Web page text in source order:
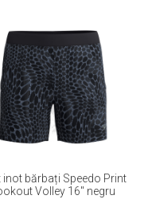
inot bărbați Speedo Print
Volley 16" negru